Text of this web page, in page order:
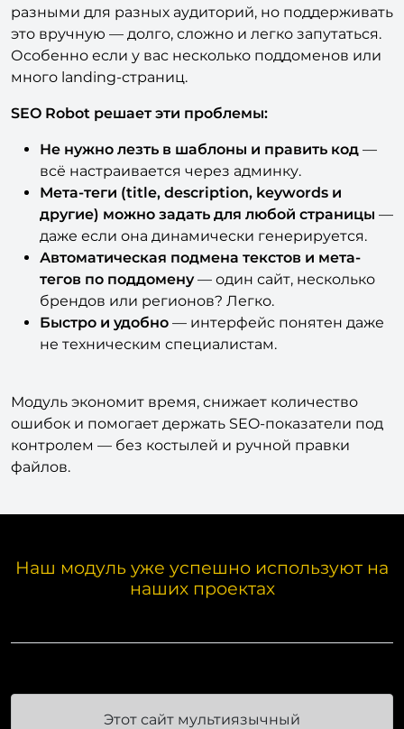
разными для разных аудиторий, но поддерживать
это вручную — долго, сложно и легко запутаться.
Особенно если у вас несколько поддоменов или
много landing-страниц.
SEO Robot решает эти проблемы:
Не нужно лезть в шаблоны и править код —
всё настраивается через админку.
Мета-теги (title, description, keywords и
другие) можно задать для любой страницы —
даже если она динамически генерируется.
Автоматическая подмена текстов и мета-
тегов по поддомену— один сайт, несколько
брендов или регионов? Легко.
Быстро и удобно — интерфейс понятен даже
не техническим специалистам.
Модуль экономит время, снижает количество
ошибок и помогает держать SEO-показатели под
контролем — без костылей и ручной правки
файлов.
Наш модуль уже успешно используют на
наших проектах
Этот сайт мультиязычный